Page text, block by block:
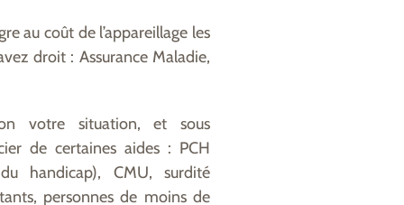
au coût de l’appareillage les
droit : Assurance Maladie,
votre situation, et sous
de certaines aides : PCH
handicap), CMU, surdité
personnes de moins de